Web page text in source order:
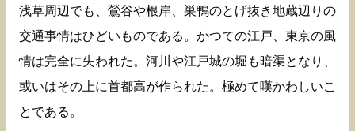
浅草周辺でも、鶯谷や根岸、巣鴨のとげ抜き地蔵辺りの
交通事情はひどいものである。かつての江戸、東京の風
情は完全に失われた。河川や江戸城の堀も暗渠となり、
或いはその上に首都高が作られた。極めて嘆かわしいこ
とである。